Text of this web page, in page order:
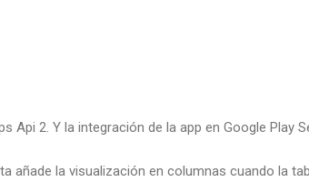
Api 2. Y la integración de la app en Google Play
añade la visualización en columnas cuando la